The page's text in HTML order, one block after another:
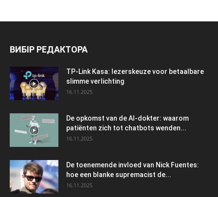
ВИБІР РЕДАКТОРА
TP-Link Kasa: lezerskeuze voor betaalbare
slimme verlichting
16.11.2025
De opkomst van de AI-dokter: waarom
patiënten zich tot chatbots wenden...
16.11.2025
De toenemende invloed van Nick Fuentes:
hoe een blanke supremacist de...
16.11.2025